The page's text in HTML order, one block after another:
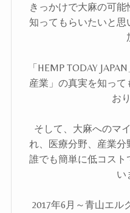
きっかけで大麻の可
知ってもらいたいと
「HEMP TODAY
産業」の真実を知っ
お
そして、大麻へのマ
れ、医療分野、産業
誰でも簡単に低コス
い
2017年6月～青山エル